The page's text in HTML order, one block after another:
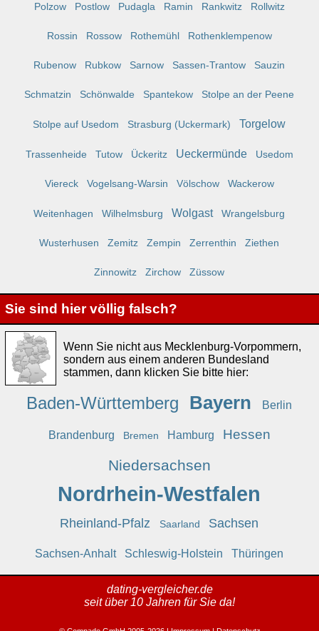
Polzow Postlow Pudagla Ramin Rankwitz Rollwitz
Rossin Rossow Rothemühl Rothenklempenow
Rubenow Rubkow Sarnow Sassen-Trantow Sauzin
Schmatzin Schönwalde Spantekow Stolpe an der Peene
Stolpe auf Usedom Strasburg (Uckermark) Torgelow
Trassenheide Tutow Ückeritz Ueckermünde Usedom
Viereck Vogelsang-Warsin Völschow Wackerow
Weitenhagen Wilhelmsburg Wolgast Wrangelsburg
Wusterhusen Zemitz Zempin Zerrenthin Ziethen
Zinnowitz Zirchow Züssow
Sie sind hier völlig falsch?
Wenn Sie nicht aus Mecklenburg-Vorpommern,
sondern aus einem anderen Bundesland
stammen, dann klicken Sie bitte hier:
Baden-Württemberg Bayern Berlin
Brandenburg Bremen Hamburg Hessen
Niedersachsen
Nordrhein-Westfalen
Rheinland-Pfalz Saarland Sachsen
Sachsen-Anhalt Schleswig-Holstein Thüringen
dating-vergleicher.de
seit über 10 Jahren für Sie da!